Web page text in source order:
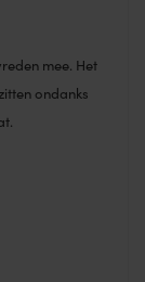
mee. Het
ondanks